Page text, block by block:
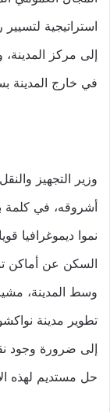
استراتيجية
إلى مركز
في خارج المدينة بسعة 5000
وزير التجهيز
أشروقه، في كلمة
نموا ديموغرافيا
السكن عن أماكن
وسط المدينة،
تطوير مدينة
إلى ضرورة وجود
حل مستديم لهذه